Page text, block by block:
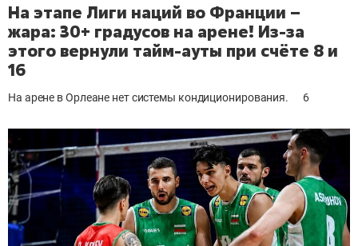
На этапе Лиги наций во Франции –
жара: 30+ градусов на арене! Из-за
этого вернули тайм-ауты при счёте 8 и
16
На арене в Орлеане нет системы кондиционирования. 6